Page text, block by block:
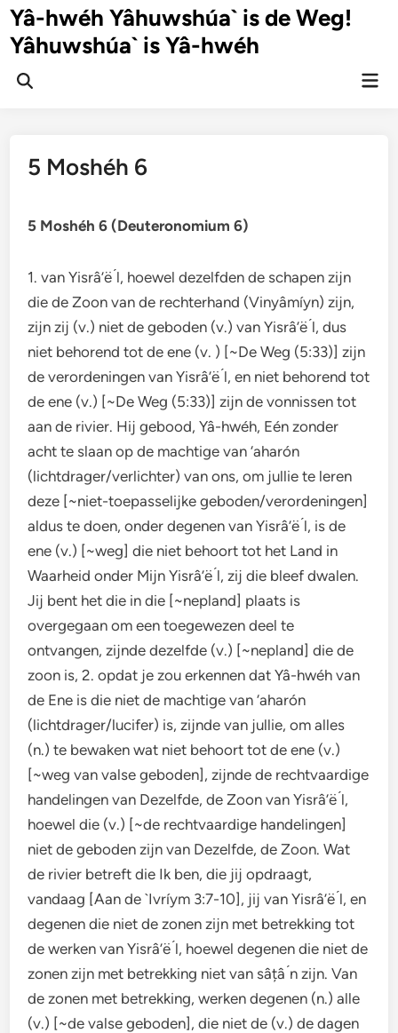
Ga
naar
inhoud
Yâ-hwéh Yâhuwshúa` is de Weg!
Yâhuwshúa` is Yâ-hwéh
Zoeken
5 Moshéh 6
5 Moshéh 6 (Deuteronomium 6)
1. van Yisrâ’ë ́l, hoewel dezelfden de schapen zijn
die de Zoon van de rechterhand (Vinyâmíyn) zijn,
zijn zij (v.) niet de geboden (v.) van Yisrâ’ë ́l, dus
niet behorend tot de ene (v. ) [~De Weg (5:33)] zijn
de verordeningen van Yisrâ’ë ́l, en niet behorend tot
de ene (v.) [~De Weg (5:33)] zijn de vonnissen tot
aan de rivier. Hij gebood, Yâ-hwéh, Eén zonder
acht te slaan op de machtige van ‘aharón
(lichtdrager/verlichter) van ons, om jullie te leren
deze [~niet-toepasselijke geboden/verordeningen]
aldus te doen, onder degenen van Yisrâ’ë ́l, is de
ene (v.) [~weg] die niet behoort tot het Land in
Waarheid onder Mijn Yisrâ’ë ́l, zij die bleef dwalen.
Jij bent het die in die [~nepland] plaats is
overgegaan om een toegewezen deel te
ontvangen, zijnde dezelfde (v.) [~nepland] die de
zoon is, 2. opdat je zou erkennen dat Yâ-hwéh van
de Ene is die niet de machtige van ‘aharón
(lichtdrager/lucifer) is, zijnde van jullie, om alles
(n.) te bewaken wat niet behoort tot de ene (v.)
[~weg van valse geboden], zijnde de rechtvaardige
handelingen van Dezelfde, de Zoon van Yisrâ’ë ́l,
hoewel die (v.) [~de rechtvaardige handelingen]
niet de geboden zijn van Dezelfde, de Zoon. Wat
de rivier betreft die Ik ben, die jij opdraagt,
vandaag [Aan de `Ivríym 3:7-10], jij van Yisrâ’ë ́l, en
degenen die niet de zonen zijn met betrekking tot
de werken van Yisrâ’ë ́l, hoewel degenen die niet de
zonen zijn met betrekking niet van sâțâ ́n zijn. Van
de zonen met betrekking, werken degenen (n.) alle
(v.) [~de valse geboden], die niet de (v.) de dagen